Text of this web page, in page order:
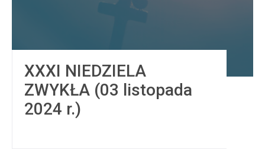
XXXI NIEDZIELA
ZWYKŁA (03 listopada
2024 r.)